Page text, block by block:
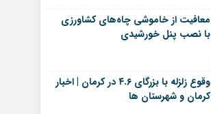
معافیت از خاموشی چاه‌های کشاورزی
با نصب پنل خورشیدی
وقوع زلزله با بزرگای ۴.۶ در کرمان | اخبار
کرمان و شهرستان ها